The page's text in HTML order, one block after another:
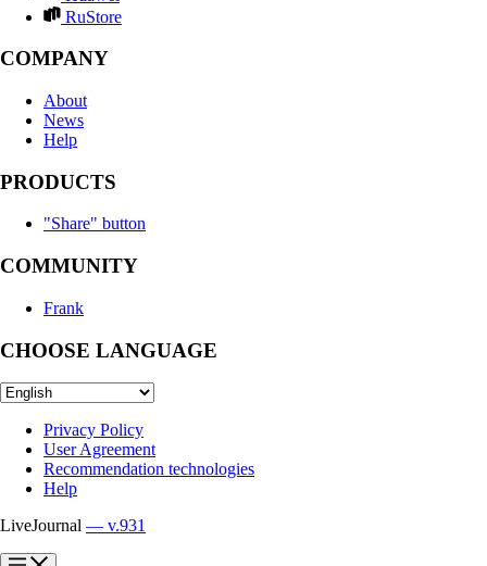
RuStore
COMPANY
About
News
Help
PRODUCTS
"Share" button
COMMUNITY
Frank
CHOOSE LANGUAGE
Privacy Policy
User Agreement
Recommendation technologies
Help
LiveJournal — v.931